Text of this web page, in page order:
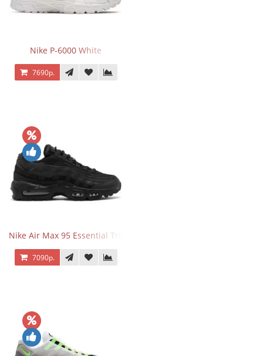
Nike P-6000 White
7690р.
Nike Air Max 95 Essential Triple Black
7090р.